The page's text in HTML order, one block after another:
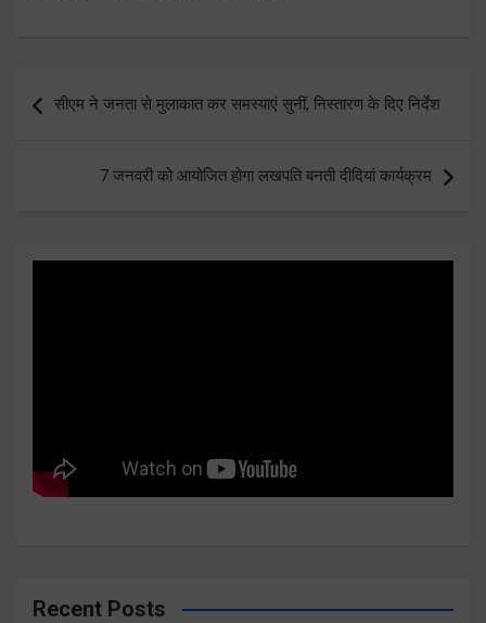
navigation
सीएम ने जनता से मुलाकात कर समस्याएं सुनीं, निस्तारण के दिए निर्देश
7 जनवरी को आयोजित होगा लखपति बनती दीदियां कार्यक्रम
Recent Posts